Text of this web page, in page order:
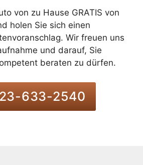
von zu Hause GRATIS von
holen Sie sich einen
Wir freuen uns
und darauf, Sie
beraten zu dürfen.
633-2540